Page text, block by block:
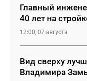
Главный
40 лет на
12:00, 07 августа
Вид сверху
Владимира